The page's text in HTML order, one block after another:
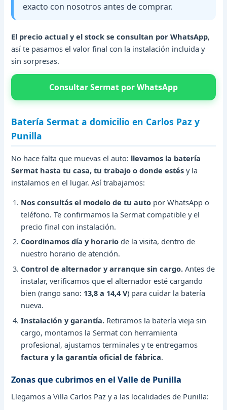
exacto con nosotros antes de comprar.
El precio actual y el stock se consultan por WhatsApp,
así te pasamos el valor final con la instalación incluida y
sin sorpresas.
Consultar Sermat por WhatsApp
Batería Sermat a domicilio en Carlos Paz y
Punilla
No hace falta que muevas el auto: llevamos la batería
Sermat hasta tu casa, tu trabajo o donde estés y la
instalamos en el lugar. Así trabajamos:
Nos consultás el modelo de tu auto por WhatsApp o
teléfono. Te confirmamos la Sermat compatible y el
precio final con instalación.
Coordinamos día y horario de la visita, dentro de
nuestro horario de atención.
Control de alternador y arranque sin cargo. Antes de
instalar, verificamos que el alternador esté cargando
bien (rango sano: 13,8 a 14,4 V) para cuidar la batería
nueva.
Instalación y garantía. Retiramos la batería vieja sin
cargo, montamos la Sermat con herramienta
profesional, ajustamos terminales y te entregamos
factura y la garantía oficial de fábrica.
Zonas que cubrimos en el Valle de Punilla
Llegamos a Villa Carlos Paz y a las localidades de Punilla: